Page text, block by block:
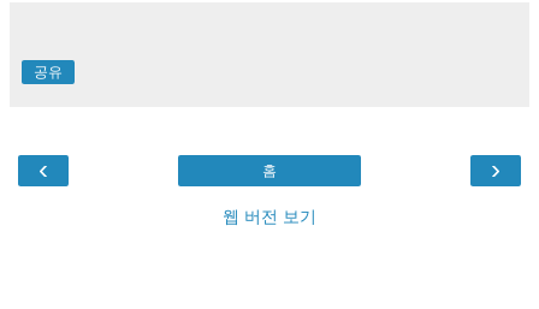
공유
‹ ›
홈
웹 버전 보기